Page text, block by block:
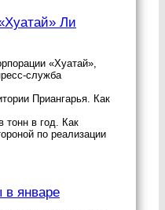
Ли
«Хуатай»,
служба
Приангарья. Как
тонн в год. Как
по реализации
январе